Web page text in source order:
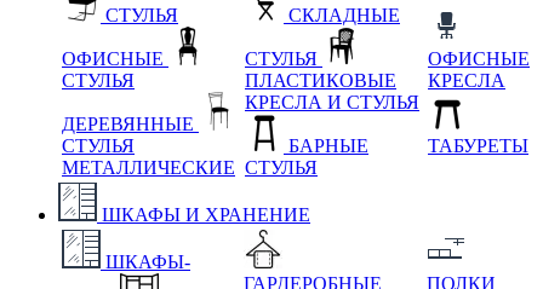
СТУЛЬЯ
ОФИСНЫЕ
СТУЛЬЯ
ДЕРЕВЯННЫЕ
СТУЛЬЯ
МЕТАЛЛИЧЕСКИЕ
СКЛАДНЫЕ
СТУЛЬЯ
ПЛАСТИКОВЫЕ
КРЕСЛА И СТУЛЬЯ
БАРНЫЕ
СТУЛЬЯ
ОФИСНЫЕ
КРЕСЛА
ТАБУРЕТЫ
ШКАФЫ И ХРАНЕНИЕ
ШКАФЫ-
ГАРДЕРОБНЫЕ
ПОЛКИ